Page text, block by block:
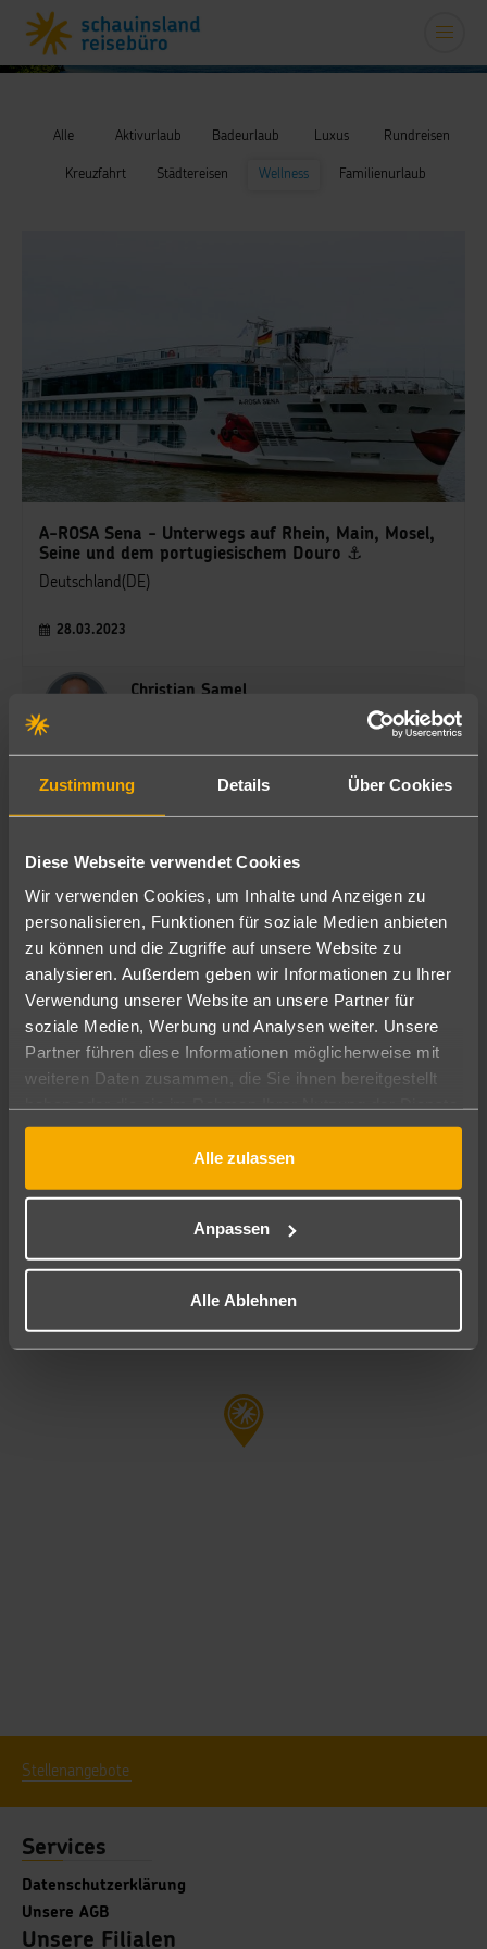
Zustimmung Details Über Cookies
Diese Webseite verwendet Cookies
Wir verwenden Cookies, um Inhalte und Anzeigen zu
personalisieren, Funktionen für soziale Medien anbieten
zu können und die Zugriffe auf unsere Website zu
analysieren. Außerdem geben wir Informationen zu Ihrer
Verwendung unserer Website an unsere Partner für
soziale Medien, Werbung und Analysen weiter. Unsere
Partner führen diese Informationen möglicherweise mit
weiteren Daten zusammen, die Sie ihnen bereitgestellt
gesammelt haben.
Alle zulassen
Anpassen
Alle Ablehnen
Alle Aktivurlaub Badeurlaub Luxus Rundreisen
Kreuzfahrt Städtereisen Wellness Familienurlaub
A-ROSA Sena - Unterwegs auf Rhein, Main, Mosel,
Seine und dem portugiesischem Douro ⚓
Deutschland(DE)
28.03.2023
Christian Samel
schauinsland-reisebüro Duisburg
Innenhafen
0203 - 994 05 690
duisburg-city@schauinsland-reisebuero.de
Öffnungszeiten
Samstag: 09:00 - 13:00 Uhr
Stellenangebote
Services
Datenschutzerklärung
Unsere AGB
Unsere Filialen